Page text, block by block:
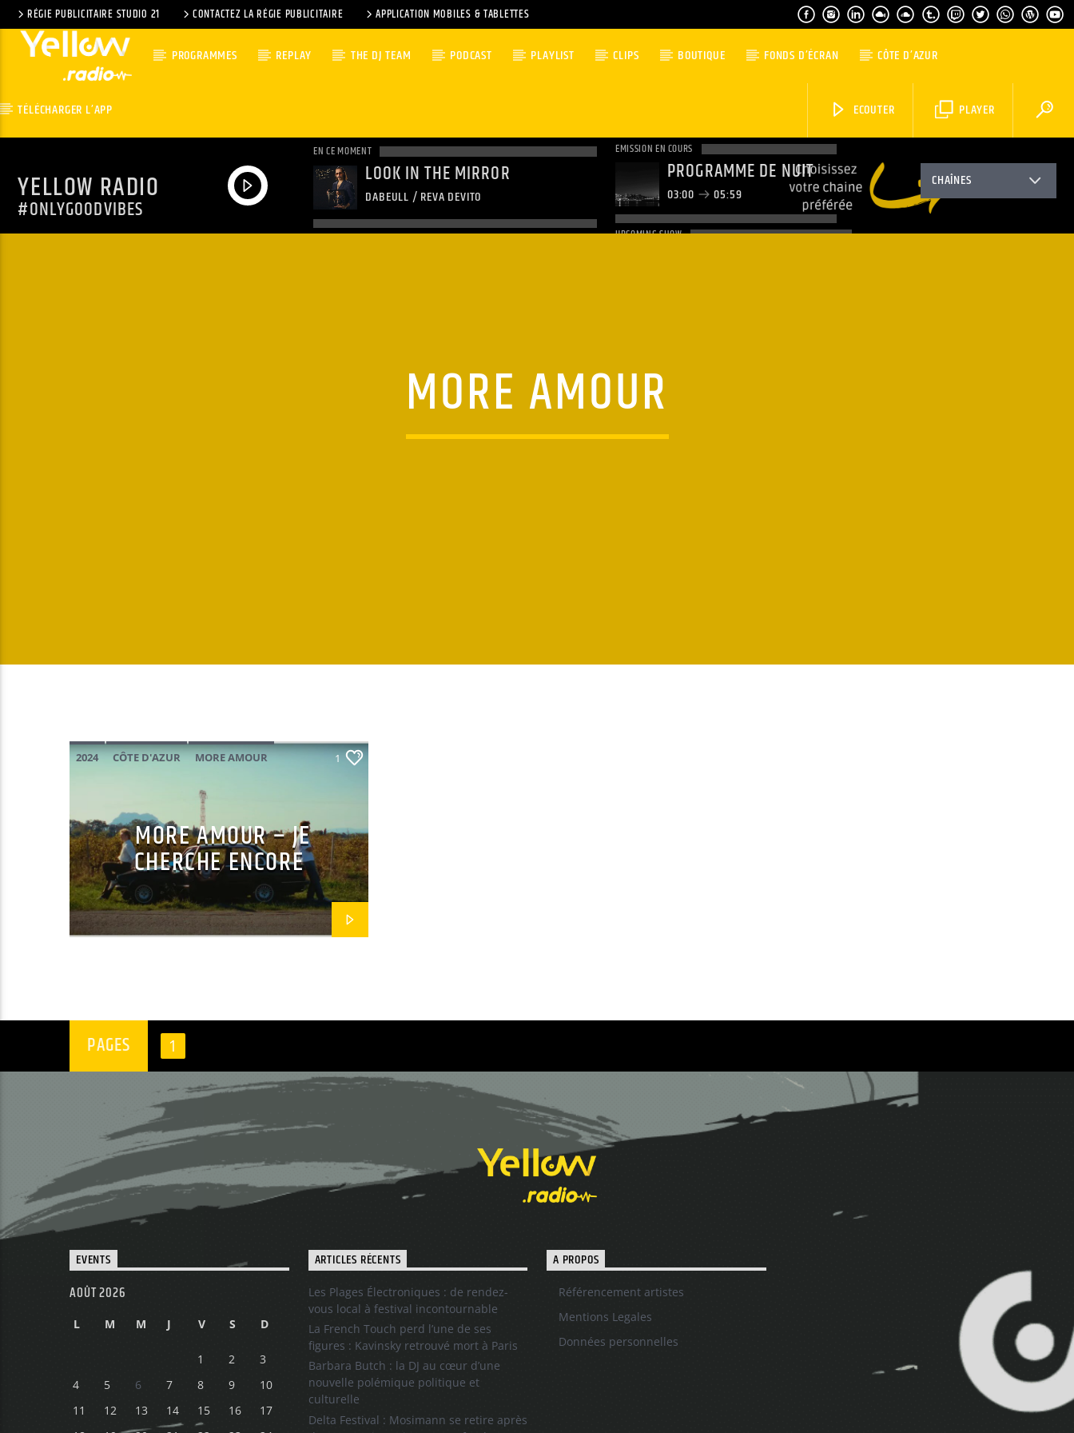
RÉGIE PUBLICITAIRE STUDIO 21 CONTACTEZ LA RÉGIE PUBLICITAIRE APPLICATION MOBILES & TABLETTES
PROGRAMMES REPLAY THE DJ TEAM PODCAST PLAYLIST CLIPS BOUTIQUE FONDS D’ÉCRAN CÔTE D’AZUR
TÉLÉCHARGER L’APP PLAYER
ECOUTER
YELLOW RADIO
#ONLYGOODVIBES
EN CE MOMENT
LOOK IN THE MIRROR
DABEULL / REVA DEVITO
EMISSION EN COURS
PROGRAMME DE NUIT
03:00 05:59
UPCOMING SHOW
CHAÎNES
MORE AMOUR
2024 CÔTE D'AZUR
MORE AMOUR
1
MORE AMOUR – JE
CHERCHE ENCORE
PAGES 1
EVENTS
AOÛT 2026
L M M J V S D
1 2
3
4
5 6 7 8 9
10
11
12 13 14 15 16
17
ARTICLES RÉCENTS
Les Plages Électroniques : de rendez-
vous local à festival incontournable
La French Touch perd l’une de ses
figures : Kavinsky retrouvé mort à Paris
Barbara Butch : la DJ au cœur d’une
nouvelle polémique politique et
culturelle
Delta Festival : Mosimann se retire après
A PROPOS
Référencement artistes
Mentions Legales
Données personnelles